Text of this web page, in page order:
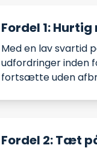
Fordel 1:
Med en lav svartid
udfordringer inden
fortsætte uden
Fordel 2: Tæt